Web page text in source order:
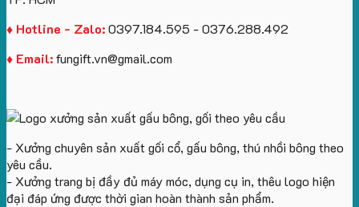
♦ Hotline - Zalo:0397.184.595 - 0376.288.492
♦ Email:fungift.vn@gmail.com
- Xưởng chuyên sản xuất gối cổ, gấu bông, thú nhồi bông theo
yêu cầu.
- Xưởng trang bị đầy đủ máy móc, dụng cụ in, thêu logo hiện
đại đáp ứng được thời gian hoàn thành sản phẩm.